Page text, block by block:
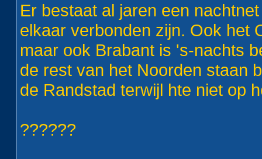
Er bestaat al jaren een
elkaar verbonden zijn. Ook het
maar ook Brabant is 's-nachts
de rest van het Noorden staan
de Randstad terwijl hte niet op
??????